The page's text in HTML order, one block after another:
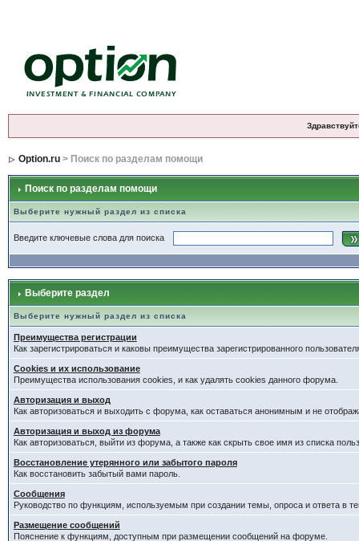
Option.ru> Поиск по разделам помощи
Поиск по разделам помощи
Выберите нужный раздел из списка
Введите ключевые слова для поиска
Выберите раздел
Выберите нужный раздел из списка
Преимущества регистрации
Как зарегистрироваться и каковы преимущества зарегистрированного
Cookies и их использование
Преимущества использования cookies, и как удалять cookies данного форума.
Авторизация и выход
Как авторизоваться и выходить с форума, как оставаться анонимным и не
Авторизация и выход из форума
Как авторизоваться, выйти из форума, а также как скрыть свое имя из списка
Восстановление утерянного или забытого пароля
Как восстановить забытый вами пароль.
Сообщения
Руководство по функциям, используемым при создании темы, опроса и ответа в
Размещение сообщений
Пояснение к функциям, доступным при размещении сообщений на форуме.